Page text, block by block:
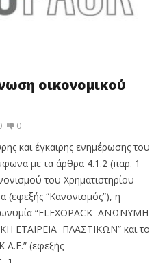
οικονομικού
0
και έγκαιρης ενημέρωσης του
με τα άρθρα 4.1.2 (παρ. 1
του Χρηματιστηρίου
“Κανονισμός”), η
“FLEXOPACK ΑΝΩΝΥΜΗ
ΕΤΑΙΡEΙΑ ΠΛΑΣΤΙΚΩΝ” και το
A.E.” (εφεξής